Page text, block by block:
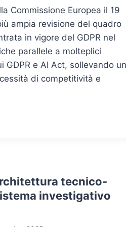
Commissione Europea il 19
ampia revisione del quadro
in vigore del GDPR nel
parallele a molteplici
GDPR e AI Act, sollevando un
di competitività e
tecnico-
investigativo